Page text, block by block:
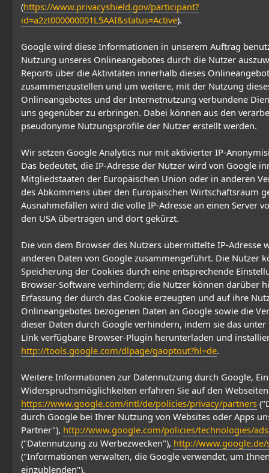
(https://www.privacyshield.gov/participant?
id=a2zt000000001L5AAI&status=Active).
Google wird diese Informationen in unserem Auftrag
Nutzung unseres Onlineangebotes durch die Nutzer
Reports über die Aktivitäten innerhalb dieses
zusammenzustellen und um weitere, mit der Nutzung
Onlineangebotes und der Internetnutzung verbundene
uns gegenüber zu erbringen. Dabei können aus den
pseudonyme Nutzungsprofile der Nutzer erstellt werden.
Wir setzen Google Analytics nur mit aktivierter IP-
Das bedeutet, die IP-Adresse der Nutzer wird von Google
Mitgliedstaaten der Europäischen Union oder in anderen
des Abkommens über den Europäischen Wirtschaftsraum
Ausnahmefällen wird die volle IP-Adresse an einen Server
den USA übertragen und dort gekürzt.
Die von dem Browser des Nutzers übermittelte IP-Adresse
anderen Daten von Google zusammengeführt. Die Nutzer
Speicherung der Cookies durch eine entsprechende
Browser-Software verhindern; die Nutzer können darüber
Erfassung der durch das Cookie erzeugten und auf ihre
Onlineangebotes bezogenen Daten an Google sowie die
dieser Daten durch Google verhindern, indem sie das
Link verfügbare Browser-Plugin herunterladen und
http://tools.google.com/dlpage/gaoptout?hl=de.
Weitere Informationen zur Datennutzung durch Google,
Widerspruchsmöglichkeiten erfahren Sie auf den
https://www.google.com/intl/de/policies/privacy/partners
durch Google bei Ihrer Nutzung von Websites oder Apps
Partner"), http://www.google.com/policies/technologies/ads
("Datennutzung zu Werbezwecken"), http://www.google.de/
("Informationen verwalten, die Google verwendet, um
einzublenden").